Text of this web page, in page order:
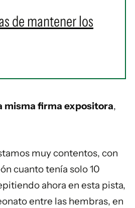
de mantener los
misma firma expositora,
muy contentos, con
cuanto tenía solo 10
ahora en esta pista,
entre las hembras, en